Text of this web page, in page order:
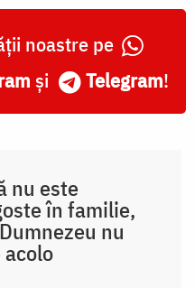
noastre pe
și Telegram!
nu este
în familie,
nu